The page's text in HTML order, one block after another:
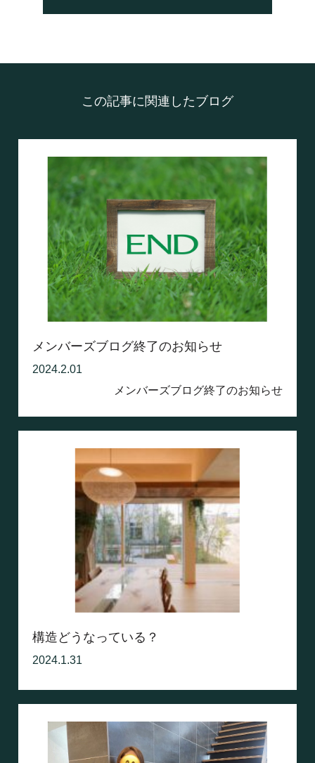
この記事に関連したブログ
メンバーズブログ終了のお知らせ
2024.2.01
メンバーズブログ終了のお知らせ
構造どうなっている？
2024.1.31